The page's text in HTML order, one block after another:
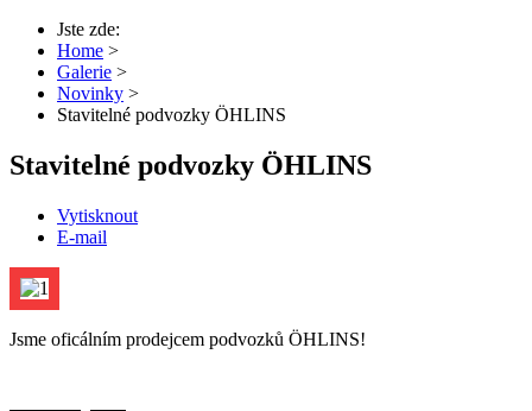
Jste zde:
Home >
Galerie >
Novinky >
Stavitelné podvozky ÖHLINS
Stavitelné podvozky ÖHLINS
Vytisknout
E-mail
Jsme oficálním prodejcem podvozků ÖHLINS!